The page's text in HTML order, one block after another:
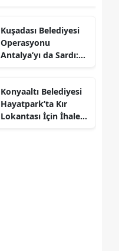
Kuşadası Belediyesi
Operasyonu
Antalya’yı da Sardı:
Konyaaltı Belediyesi
Hayatpark’ta Kır
Lokantası İçin İhaleye